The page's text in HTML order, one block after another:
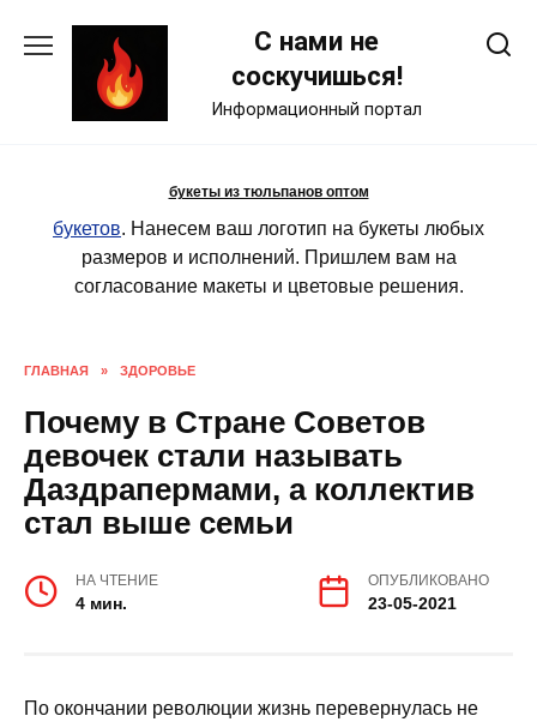
С нами не
соскучишься!
Информационный портал
букеты из тюльпанов оптом
букетов. Нанесем ваш логотип на букеты любых
размеров и исполнений. Пришлем вам на
согласование макеты и цветовые решения.
ГЛАВНАЯ » ЗДОРОВЬЕ
Почему в Стране Советов
девочек стали называть
Даздрапермами, а коллектив
стал выше семьи
НА ЧТЕНИЕ
4 мин.
ОПУБЛИКОВАНО
23-05-2021
По окончании революции жизнь перевернулась не